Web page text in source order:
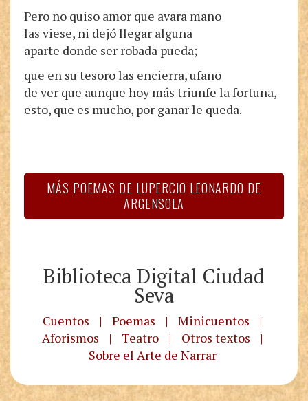
Pero no quiso amor que avara mano
las viese, ni dejó llegar alguna
aparte donde ser robada pueda;
que en su tesoro las encierra, ufano
de ver que aunque hoy más triunfe la fortuna,
esto, que es mucho, por ganar le queda.
MÁS POEMAS DE LUPERCIO LEONARDO DE
ARGENSOLA
Biblioteca Digital Ciudad
Seva
Cuentos | Poemas | Minicuentos
|
Aforismos
| Teatro | Otros textos
|
Sobre el Arte de Narrar